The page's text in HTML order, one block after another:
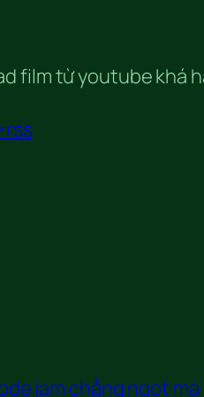
film từ youtube khá
jam chẳng ngọt mà